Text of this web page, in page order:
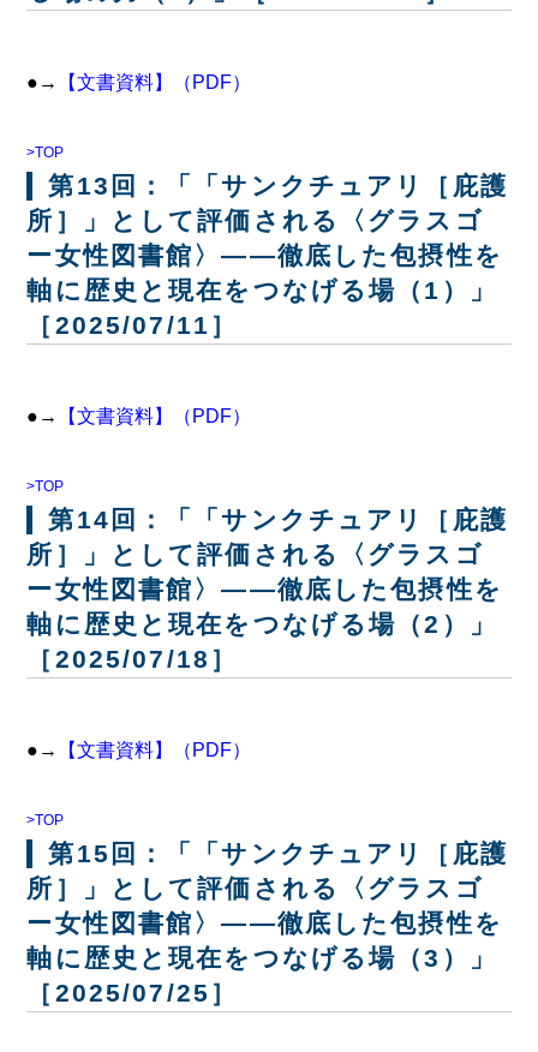
●→ 【文書資料】（PDF）
>TOP
第13回：「「サンクチュアリ［庇護
所］」として評価される〈グラスゴ
ー女性図書館〉――徹底した包摂性を
軸に歴史と現在をつなげる場（1）」
［2025/07/11］
●→ 【文書資料】（PDF）
>TOP
第14回：「「サンクチュアリ［庇護
所］」として評価される〈グラスゴ
ー女性図書館〉――徹底した包摂性を
軸に歴史と現在をつなげる場（2）」
［2025/07/18］
●→ 【文書資料】（PDF）
>TOP
第15回：「「サンクチュアリ［庇護
所］」として評価される〈グラスゴ
ー女性図書館〉――徹底した包摂性を
軸に歴史と現在をつなげる場（3）」
［2025/07/25］